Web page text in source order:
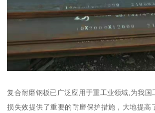
复合耐磨钢板已广泛应用于重工业领域,为我国
损失效提供了重要的耐磨保护措施，大地提高